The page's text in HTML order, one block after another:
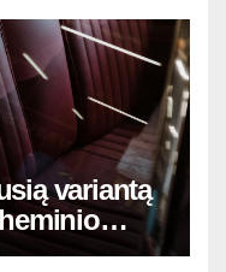
variantą
kaina